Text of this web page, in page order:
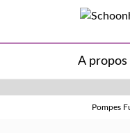
A propos
Pompes